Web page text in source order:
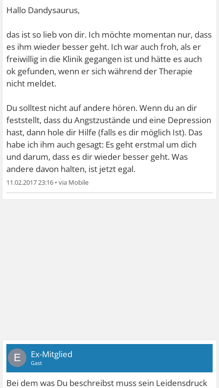
Hallo Dandysaurus,
das ist so lieb von dir. Ich möchte momentan nur, dass
es ihm wieder besser geht. Ich war auch froh, als er
freiwillig in die Klinik gegangen ist und hätte es auch
ok gefunden, wenn er sich während der Therapie
nicht meldet.
Du solltest nicht auf andere hören. Wenn du an dir
feststellt, dass du Angstzustände und eine Depression
hast, dann hole dir Hilfe (falls es dir möglich Ist). Das
habe ich ihm auch gesagt: Es geht erstmal um dich
und darum, dass es dir wieder besser geht. Was
andere davon halten, ist jetzt egal.
11.02.2017 23:16 •
E Ex-Mitglied
Gast
Bei dem was Du beschreibst muss sein Leidensdruck